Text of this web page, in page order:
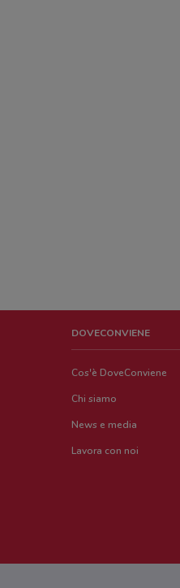
DOVECONVIENE
Cos'è DoveConviene
Chi siamo
News e media
Lavora con noi